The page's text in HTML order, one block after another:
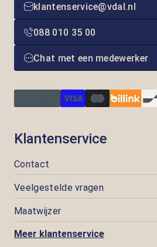
klantenservice@vdal.nl
088 010 35 00
Chat met een medewerker
Klantenservice
Contact
Veelgestelde vragen
Maatwijzer
Meer klantenservice